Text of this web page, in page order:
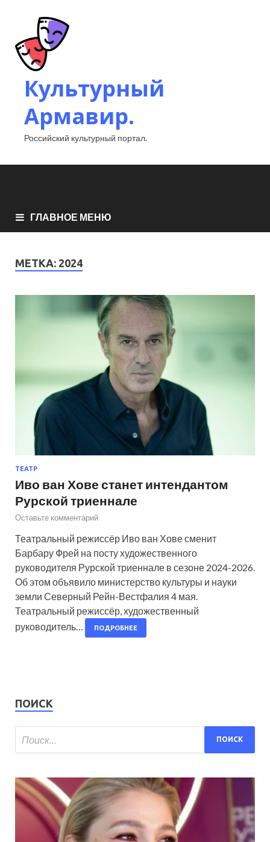
Культурный
Армавир.
Российский культурный портал.
ГЛАВНОЕ МЕНЮ
МЕТКА: 2024
ТЕАТР
Иво ван Хове станет интендантом
Рурской триеннале
Оставьте комментарий
Театральный режиссёр Иво ван Хове сменит
Барбару Фрей на посту художественного
руководителя Рурской триеннале в сезоне 2024-2026.
Об этом объявило министерство культуры и науки
земли Северный Рейн-Вестфалия 4 мая.
Театральный режиссёр, художественный
руководитель…
ПОДРОБНЕЕ
ПОИСК